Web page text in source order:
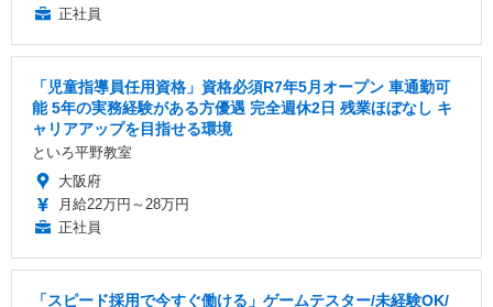
正社員
「児童指導員任用資格」資格必須R7年5月オープン 車通勤可
能 5年の実務経験がある方優遇 完全週休2日 残業ほぼなし キ
ャリアアップを目指せる環境
といろ平野教室
大阪府
月給22万円～28万円
正社員
「スピード採用で今すぐ働ける」ゲームテスター/未経験OK/